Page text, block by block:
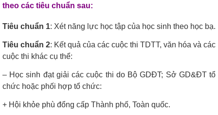
theo các tiêu chuẩn sau:
Tiêu chuẩn 1: Xét năng lực học tập của học sinh theo học bạ.
Tiêu chuẩn 2: Kết quả của các cuộc thi TDTT, văn hóa và các
cuộc thi khác cụ thể:
– Học sinh đạt giải các cuộc thi do Bộ GDĐT; Sở GD&ĐT tổ
chức hoặc phối hợp tổ chức:
+ Hội khỏe phù đổng cấp Thành phố, Toàn quốc.